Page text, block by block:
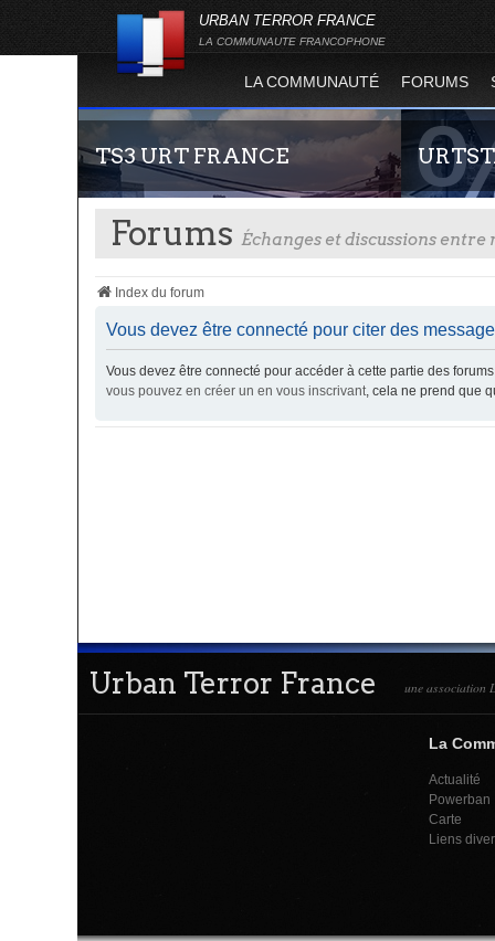
URBAN TERROR FRANCE
LA COMMUNAUTE FRANCOPHONE
LA COMMUNAUTÉ FORUMS
TS3 URT FRANCE
Envie de parler avec les autres membres de la
communauté ? Alors venez vous connecter,
totalité des
Forums Échanges et discussions
Index du forum
Vous devez être connecté pour citer des
Vous devez être connecté pour accéder à cette partie des
vous pouvez en créer un en vous inscrivant, cela ne prend que
Urban Terror France une association
La
Actualité
Powerban
Carte
Liens